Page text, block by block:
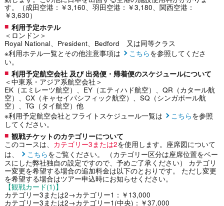
す。（成田空港：￥3,160、羽田空港：￥3,180、関西空港：
￥3,630）
利用予定ホテル
＜ロンドン＞
Royal National、President、Bedford 又は同等クラス
※利用ホテル一覧とその他注意事項は
こちらを参照してくださ
い。
利用予定航空会社 及び 出発便・帰着便のスケジュールについて
＜中東系・アジア系航空会社＞
EK（エミレーツ航空）、EY（エティハド航空）、QR（カタール航
空）、CX（キャセイパシフィック航空）、SQ（シンガポール航
空）、TG（タイ航空）他
※利用予定航空会社とフライトスケジュール一覧は
こちらを参照
してください。
観戦チケットのカテゴリーについて
このコースは、 カテゴリー3または2を使用します。座席図について
は、
こちらをご覧ください。 （カテゴリー区分は座席位置をベー
スにした弊社独自の設定ですので、予めご了承ください） カテゴリ
ー変更を希望する場合の追加料金は以下のとおりです。 ただし変更
を希望する場合はツアー申込時にお知らせください。
【観戦カード(1)】
カテゴリー3または2→カテゴリー1：￥13,000
カテゴリー3または2→カテゴリー1(中央)：￥37,000